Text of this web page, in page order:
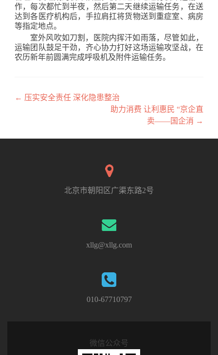
作，每次都忙到半夜，然后第二天继续运输任务，在送
达到各医疗机构后，手拉肩扛将货物送到重症室、病房
等指定地点。
室外风吹如刀割，医院内挥汗如雨落，尽管如此，
运输团队鼓足干劲，齐心协力打好这场运输攻坚战，在
农历新年前圆满完成呼吸机及附件运输任务。
← 压实安全责任 深化隐患整治
助力消费 让利惠民 “京企直
卖——国企消 →
北京市朝阳区广渠东路2号
xllg@xllg.com
010-67710797
微信公众号